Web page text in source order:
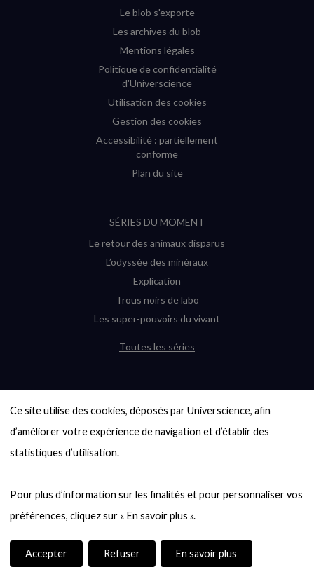
Ce site utilise des cookies, déposés par Universcience, afin
d’améliorer votre expérience de navigation et d’établir des
statistiques d’utilisation.
Pour plus d’information sur les finalités et pour personnaliser vos
Accepter Refuser En savoir plus
Le blob s'exporte
Les archives du blob
Mentions légales
Politique de confidentialité
d'Universcience
Utilisation des cookies
Gestion des cookies
Accessibilité : partiellement
conforme
Plan du site
SÉRIES DU MOMENT
Le retour des animaux disparus
L’odyssée des minéraux
Explication
Trous noirs de labo
Les super-pouvoirs du vivant
Toutes les séries
6000 exoplanètes, et pas de « Terre »
en vue ?
Quel avenir pour les cryptos ?
Entre mathématiques et politique : la
quête d’un vote équitable
casse-tête